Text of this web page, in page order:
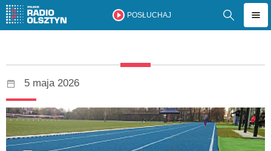
POSŁUCHAJ
5 maja 2026